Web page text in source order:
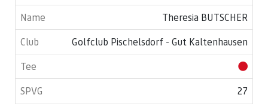
Theresia BUTSCHER
Golfclub Pischelsdorf - Gut Kaltenhausen
27